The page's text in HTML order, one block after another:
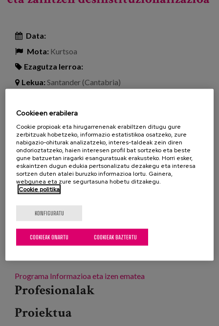
Data:
Mota: Kurtsoa
Ezagutza lerroa:
Lekua:Santander (Cantabria)
desinstituzionalizazio-estrategia Gizarte
Eskubideen Ministerioak eta Agenda 2030ek
gidatutako ekimen parte-hartzailea da, eta
beharrizan bati erantzuten dio. Horren ondorioz,
erakundeetan pertsonen arreta asistentzialean
oinarritutako zaintza-eredutik arreta komunitario
eta pertsonalizatuko eredu batera igaro behar da,
non pertsonek aukera baitezakete non bizi, zer
laguntza behar duten eta nola jaso nahi dituzten eta
beren komunitatean integratuta egin nahi duten.
Programa Informazioa eta izen ematea
Profesionalak
Proiektua
Cookieen erabilera
Cookie propioak eta hirugarrenenak erabiltzen ditugu gure
zerbitzuak hobetzeko, informazio estatistikoa osatzeko, zure
nabigazio-ohiturak analizatzeko, interes-taldeak zein diren
ondorioztatzeko, haien interesen profil bat sortzeko eta beste
gune batzuetan iragarki esanguratsuak erakusteko. Horri esker,
eskaintzen dugun edukia pertsonalizatu dezakegu eta interesa
sortzen duten atalei buruzko informazioa lortu. Gainera,
webgunea eta zure segurtasuna hobetu ditzakegu.
Cookie politika
KONFIGURATU
COOKIEAK BAZTERTU
COOKIEAK ONARTU